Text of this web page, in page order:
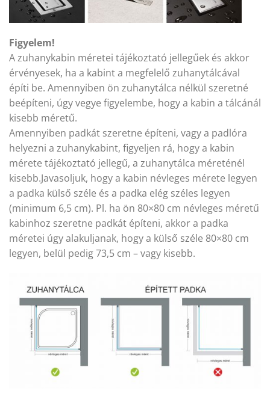
Figyelem!
A zuhanykabin méretei tájékoztató jellegűek és akkor
érvényesek, ha a kabint a megfelelő zuhanytálcával
építi be. Amennyiben ön zuhanytálca nélkül szeretné
beépíteni, úgy vegye figyelembe, hogy a kabin a tálcánál
kisebb méretű.
Amennyiben padkát szeretne építeni, vagy a padlóra
helyezni a zuhanykabint, figyeljen rá, hogy a kabin
mérete tájékoztató jellegű, a zuhanytálca méreténél
kisebb.Javasoljuk, hogy a kabin névleges mérete legyen
a padka külső széle és a padka elég széles legyen
(minimum 6,5 cm). Pl. ha ön 80×80 cm névleges méretű
kabinhoz szeretne padkát építeni, akkor a padka
méretei úgy alakuljanak, hogy a külső széle 80×80 cm
legyen, belül pedig 73,5 cm – vagy kisebb.